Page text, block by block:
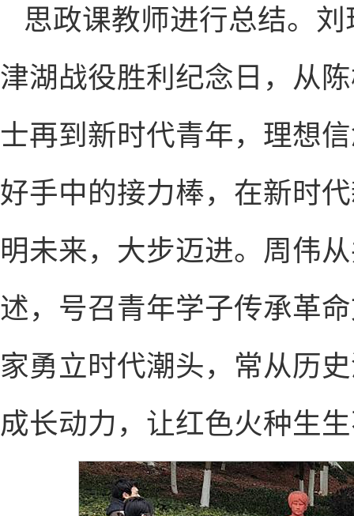
思政课教师进行总结。
津湖战役胜利纪念日，从
士再到新时代青年，理想
好手中的接力棒，在新时
明未来，大步迈进。周伟
述，号召青年学子传承革
家勇立时代潮头，常从历
成长动力，让红色火种生